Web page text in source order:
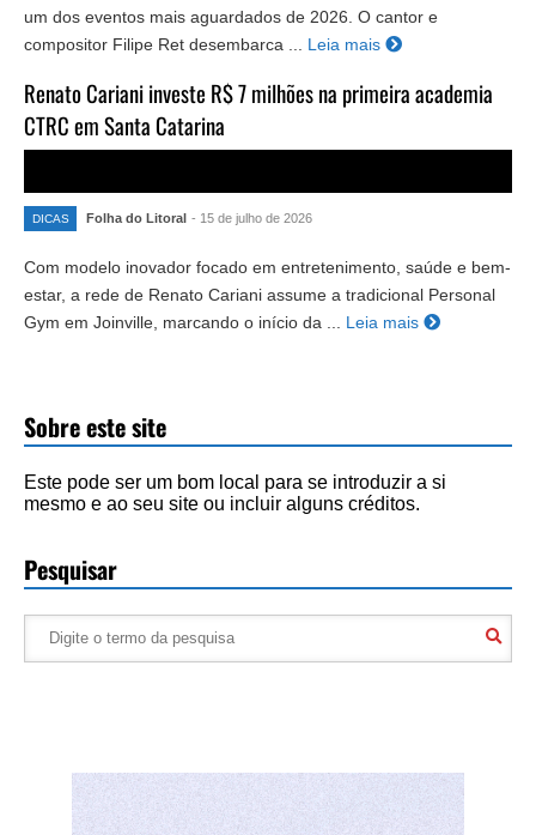
um dos eventos mais aguardados de 2026. O cantor e
compositor Filipe Ret desembarca ...
Leia mais
Renato Cariani investe R$ 7 milhões na primeira academia
CTRC em Santa Catarina
DICAS Folha do Litoral - 15 de julho de 2026
Com modelo inovador focado em entretenimento, saúde e bem-
estar, a rede de Renato Cariani assume a tradicional Personal
Gym em Joinville, marcando o início da ...
Leia mais
Sobre este site
Este pode ser um bom local para se introduzir a si
mesmo e ao seu site ou incluir alguns créditos.
Pesquisar